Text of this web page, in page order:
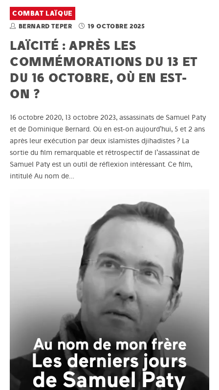
COMBAT LAÏQUE
BERNARD TEPER 19 OCTOBRE 2025
LAÏCITÉ : APRÈS LES
COMMÉMORATIONS DU 13 ET
DU 16 OCTOBRE, OÙ EN EST-
ON ?
16 octobre 2020, 13 octobre 2023, assassinats de Samuel Paty
et de Dominique Bernard. Où en est-on aujourd’hui, 5 et 2 ans
après leur exécution par deux islamistes djihadistes ? La
sortie du film remarquable et rétrospectif de l’assassinat de
Samuel Paty est un outil de réflexion intéressant. Ce film,
intitulé Au nom de…